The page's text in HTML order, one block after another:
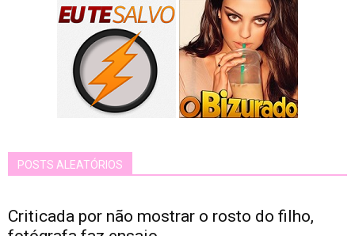
POSTS ALEATÓRIOS
Criticada por não mostrar o rosto do filho,